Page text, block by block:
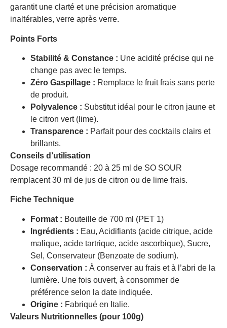
garantit une clarté et une précision aromatique
inaltérables, verre après verre.
Points Forts
Stabilité & Constance : Une acidité précise qui ne
change pas avec le temps.
Zéro Gaspillage : Remplace le fruit frais sans perte
de produit.
Polyvalence : Substitut idéal pour le citron jaune et
le citron vert (lime).
Transparence : Parfait pour des cocktails clairs et
brillants.
Conseils d’utilisation
Dosage recommandé : 20 à 25 ml de SO SOUR
remplacent 30 ml de jus de citron ou de lime frais.
Fiche Technique
Format : Bouteille de 700 ml (PET 1)
Ingrédients : Eau, Acidifiants (acide citrique, acide
malique, acide tartrique, acide ascorbique), Sucre,
Sel, Conservateur (Benzoate de sodium).
Conservation : À conserver au frais et à l’abri de la
lumière. Une fois ouvert, à consommer de
préférence selon la date indiquée.
Origine : Fabriqué en Italie.
Valeurs Nutritionnelles (pour 100g)